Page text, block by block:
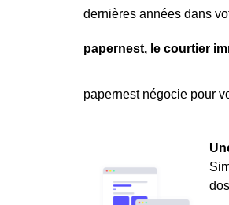
dernières années dans
papernest, le courtier
papernest négocie pour